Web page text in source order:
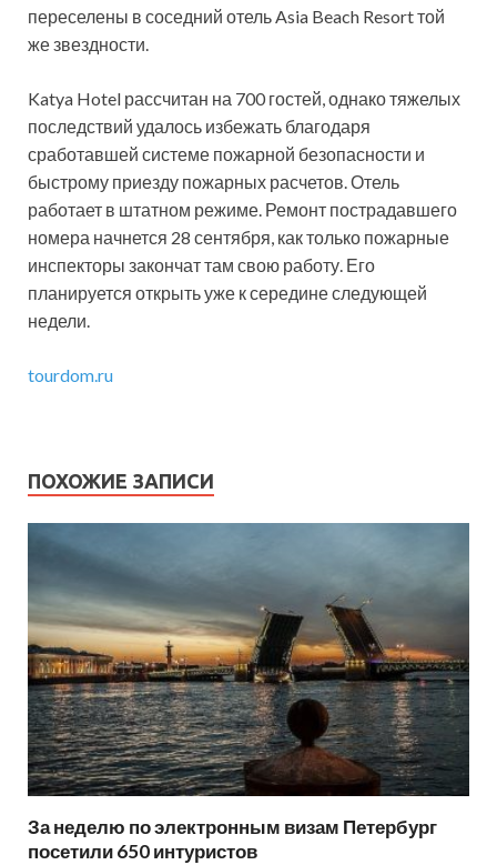
переселены в соседний отель Asia Beach Resort той
же звездности.
Katya Hotel рассчитан на 700 гостей, однако тяжелых
последствий удалось избежать благодаря
сработавшей системе пожарной безопасности и
быстрому приезду пожарных расчетов. Отель
работает в штатном режиме. Ремонт пострадавшего
номера начнется 28 сентября, как только пожарные
инспекторы закончат там свою работу. Его
планируется открыть уже к середине следующей
недели.
tourdom.ru
ПОХОЖИЕ ЗАПИСИ
За неделю по электронным визам Петербург
посетили 650 интуристов